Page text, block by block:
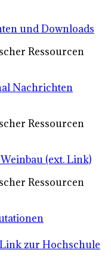
und Downloads
Ressourcen
Nachrichten
Ressourcen
(ext. Link)
Ressourcen
zur Hochschule